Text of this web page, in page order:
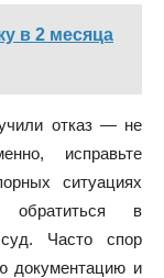
в 2 месяца
отказ — не
исправьте
ситуациях
в
Часто спор
документацию и